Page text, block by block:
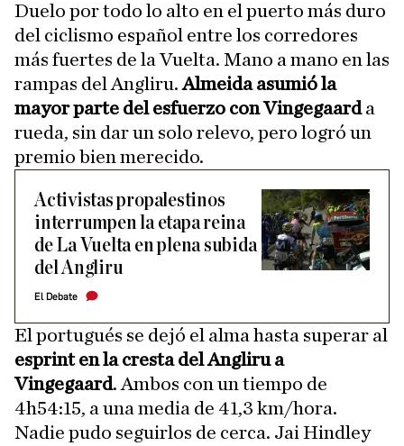
Duelo por todo lo alto en el puerto más duro
del ciclismo español entre los corredores
más fuertes de la Vuelta. Mano a mano en las
rampas del Angliru.Almeida asumió la
mayor parte del esfuerzo con Vingegaarda
rueda, sin dar un solo relevo, pero logró un
premio bien merecido.
Activistas propalestinos
interrumpen la etapa reina
de La Vuelta en plena subida
del Angliru
El Debate
El portugués se dejó el alma hasta superar al
esprint en la cresta del Angliru a
Vingegaard. Ambos con un tiempo de
4h54:15, a una media de 41,3 km/hora.
Nadie pudo seguirlos de cerca. Jai Hindley